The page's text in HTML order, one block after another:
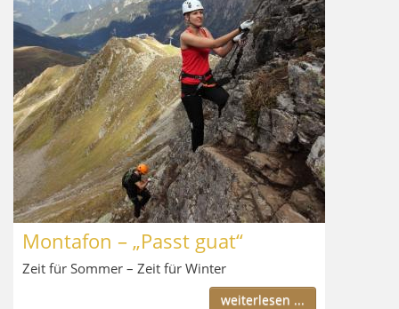
Montafon – „Passt guat“
Zeit für Sommer – Zeit für Winter
weiterlesen ...